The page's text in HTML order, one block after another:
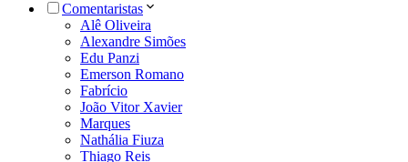
Comentaristas
Alê Oliveira
Alexandre Simões
Edu Panzi
Emerson Romano
Fabrício
João Vitor Xavier
Marques
Nathália Fiuza
Thiago Reis